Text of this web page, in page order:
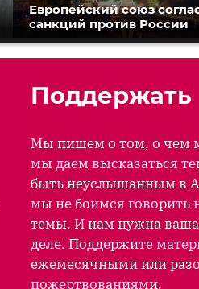
Европейский союз
санкций против России
Поддержать
Мы пишем о том, о чем
мы даем высказаться
быть неуслышанным в
мы не боимся говорить
темы. И нам нужна
деле. Поддержите
ежемесячными или
пожертвованиями.